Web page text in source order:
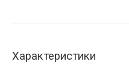
Характеристики